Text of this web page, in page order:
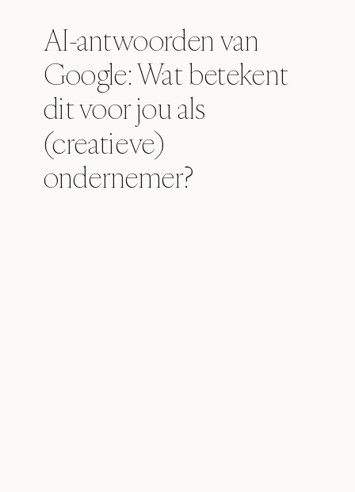
AI-antwoorden van
Google: Wat betekent
dit voor jou als
(creatieve)
ondernemer?